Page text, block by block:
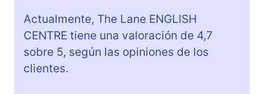
Actualmente, The Lane ENGLISH
CENTRE tiene una valoración de 4,7
sobre 5, según las opiniones de los
clientes.